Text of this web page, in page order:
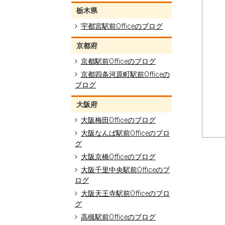
栃木県
宇都宮駅前Officeのブログ
京都府
京都駅前Officeのブログ
京都四条河原町駅前Officeの
ブログ
大阪府
大阪梅田Officeのブログ
大阪なんば駅前Officeのブロ
グ
大阪京橋Officeのブログ
大阪千里中央駅前Officeのブ
ログ
大阪天王寺駅前Officeのブロ
グ
高槻駅前Officeのブログ